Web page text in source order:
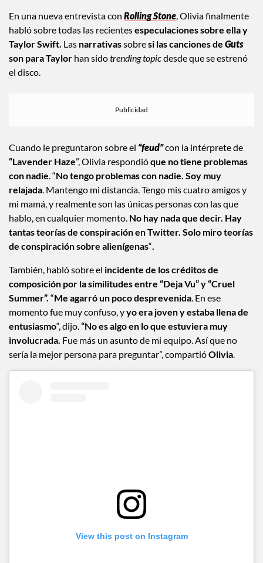
En una nueva entrevista con Rolling Stone, Olivia finalmente
habló sobre todas las recientesespeculaciones sobre ella y
Taylor Swift. Las narrativassobresi las canciones de Guts
son para Taylor han sidotrending topicdesde que se estrenó
el disco.
Cuando le preguntaron sobre el “feud”con la intérprete de
“Lavender Haze”, Olivia respondióque no tiene problemas
con nadie. “No tengo problemas con nadie. Soy muy
relajada. Mantengo mi distancia. Tengo mis cuatro amigos y
mi mamá, y realmente son las únicas personas con las que
hablo, en cualquier momento. No hay nada que decir. Hay
tantas teorías de conspiración en Twitter. Solo miro teorías
de conspiración sobre alienígenas“.
También, habló sobre el incidente de los créditos de
composición por la similitudes entre “Deja Vu” y “Cruel
Summer”. “Me agarró un poco desprevenida. En ese
momento fue muy confuso, yyo era joven y estaba llena de
entusiasmo“, dijo.“No es algo en lo que estuviera muy
involucrada. Fue más un asunto de mi equipo. Así que no
sería la mejor persona para preguntar”, compartióOlivia.
View this post on Instagram